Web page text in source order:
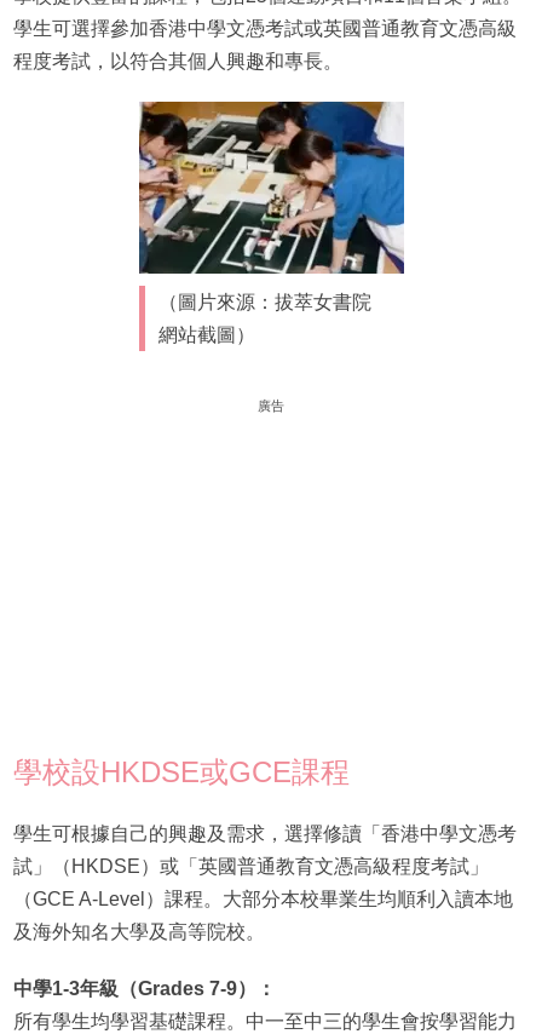
學生可選擇參加香港中學文憑考試或英國普通教育文憑高級
程度考試，以符合其個人興趣和專長。
（圖片來源：拔萃女書院
網站截圖）
廣告
學校設HKDSE或GCE課程
學生可根據自己的興趣及需求，選擇修讀「香港中學文憑考
試」（HKDSE）或「英國普通教育文憑高級程度考試」
（GCE A-Level）課程。大部分本校畢業生均順利入讀本地
及海外知名大學及高等院校。
中學1-3年級（Grades 7-9）：
所有學生均學習基礎課程。中一至中三的學生會按學習能力